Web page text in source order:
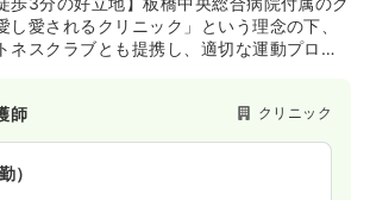
4週8休以上 年収600万円以上可
し愛されるクリニック」という理念の下、
ネスクラブとも提携し、適切な運動プログ
師 クリニック
）